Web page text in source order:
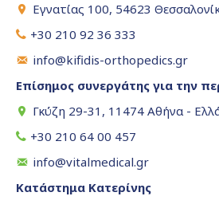
Εγνατίας 100, 54623
+30 210 92 36 333
info@kifidis-orthopedics.gr
Επίσημος συνεργάτης για την
Γκύζη 29-31, 11474 Αθήνα -
+30 210 64 00 457
info@vitalmedical.gr
Κατάστημα Κατερίνης